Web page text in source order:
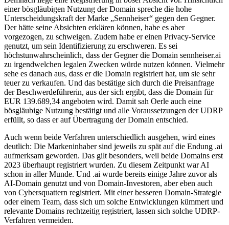
einer bösgläubigen Nutzung der Domain spreche die hohe
Unterscheidungskraft der Marke „Sennheiser“ gegen den Gegner.
Der hätte seine Absichten erklären können, habe es aber
vorgezogen, zu schweigen. Zudem habe er einen Privacy-Service
genutzt, um sein Identifizierung zu erschweren. Es sei
höchstunwahrscheinlich, dass der Gegner die Domain sennheiser.ai
zu irgendwelchen legalen Zwecken würde nutzen können. Vielmehr
sehe es danach aus, dass er die Domain registriert hat, um sie sehr
teuer zu verkaufen. Und das bestätige sich durch die Preisanfrage
der Beschwerdeführerin, aus der sich ergibt, dass die Domain für
EUR 139.689,34 angeboten wird. Damit sah Oerle auch eine
bösgläubige Nutzung bestätigt und alle Voraussetzungen der UDRP
erfüllt, so dass er auf Übertragung der Domain entschied.
Auch wenn beide Verfahren unterschiedlich ausgehen, wird eines
deutlich: Die Markeninhaber sind jeweils zu spät auf die Endung .ai
aufmerksam geworden. Das gilt besonders, weil beide Domains erst
2023 überhaupt registriert wurden. Zu diesem Zeitpunkt war AI
schon in aller Munde. Und .ai wurde bereits einige Jahre zuvor als
AI-Domain genutzt und von Domain-Investoren, aber eben auch
von Cybersquattern registriert. Mit einer besseren Domain-Strategie
oder einem Team, dass sich um solche Entwicklungen kümmert und
relevante Domains rechtzeitig registriert, lassen sich solche UDRP-
Verfahren vermeiden.